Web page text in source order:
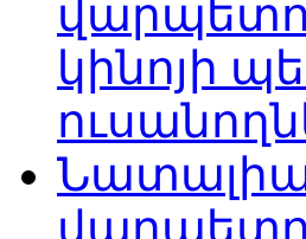
կինոյի
Նատալիա